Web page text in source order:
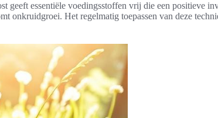
geeft essentiële voedingsstoffen vrij die een positieve
onkruidgroei. Het regelmatig toepassen van deze